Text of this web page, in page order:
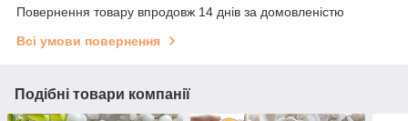
Повернення товару впродовж 14 днів за домовленістю
Всі умови повернення
Подібні товари компанії